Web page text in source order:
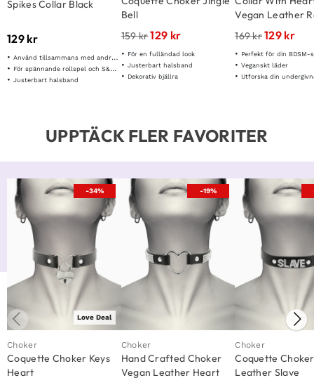
Spikes Collar Black
129 kr
Använd tillsammans med andra bondage tillbehör
För spännande rollspel och S&M lekar
Justerbart halsband
Bell
159kr129 kr
För en fulländad look
Justerbart halsband
Dekorativ bjällra
Vegan Leather
169kr129 kr
Perfekt för din BDSM-
Veganskt läder
Utforska din
UPPTÄCK FLER FAVORITER
-34%
Love Deal
Choker
Coquette Choker Keys
Heart
-19%
Choker
Hand Crafted Choker
Vegan Leather Heart
Choker
Coquette
Leather Slave